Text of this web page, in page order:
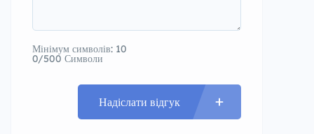
Мінімум символів: 10
0/500 Символи
Надіслати відгук